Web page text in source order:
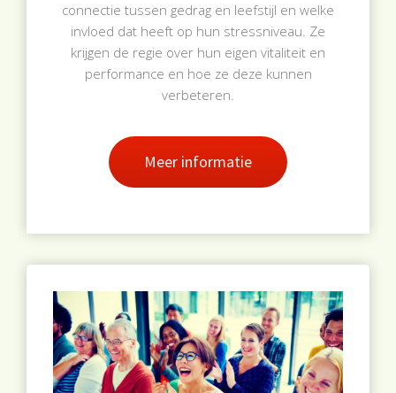
connectie tussen gedrag en leefstijl en welke
invloed dat heeft op hun stressniveau. Ze
krijgen de regie over hun eigen vitaliteit en
performance en hoe ze deze kunnen
verbeteren.
Meer informatie